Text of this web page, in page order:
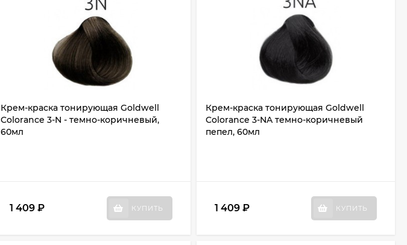
Крем-краска тонирующая Goldwell
Colorance 3-N - темно-коричневый,
60мл
1 409₽ КУПИТЬ
Крем-краска тонирующая Goldwell
Colorance 3-NA темно-коричневый
пепел, 60мл
1 409 ₽ КУПИТЬ